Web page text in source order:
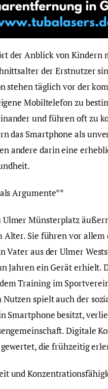
der Anblick von Kindern
der Erstnutzer
stehen täglich vor der
Mobiltelefon zu
und führen oft zu
das Smartphone als
andere darin eine
Argumente**
Ulmer Münsterplatz
Sie führen vor allem
Vater aus der Ulmer
Jahren ein Gerät erhielt.
Training im
spielt auch der
Smartphone besitzt,
Digitale
die frühzeitig
und